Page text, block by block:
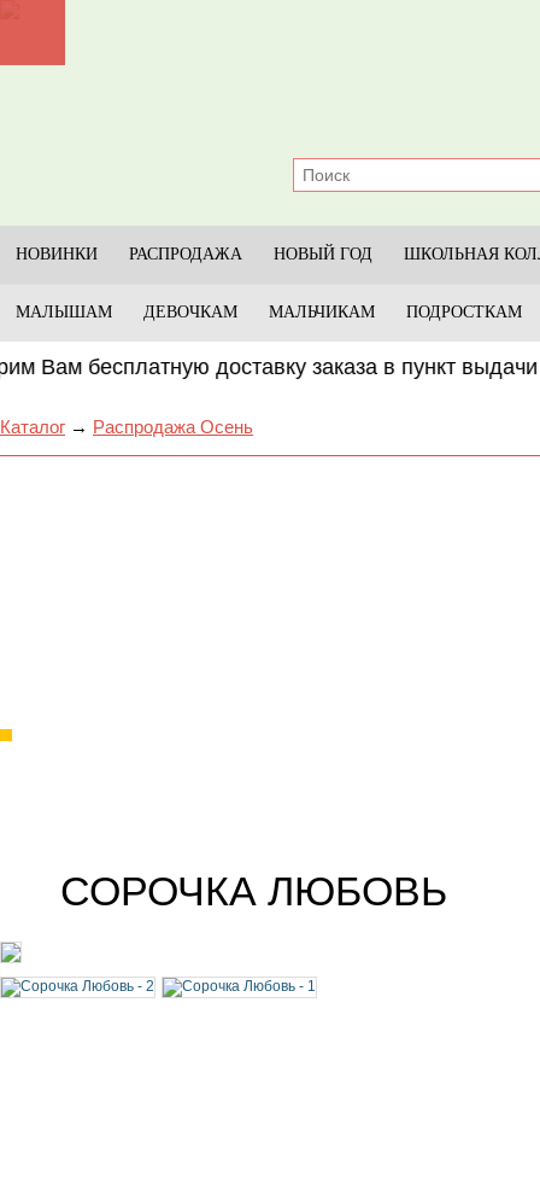
Условия
Размеры
Контакты
НОВИНКИ РАСПРОДАЖА НОВЫЙ ГОД ШКОЛЬНАЯ
МАЛЫШАМ ДЕВОЧКАМ МАЛЬЧИКАМ ПОДРОСТКАМ
бесплатную доставку заказа в пункт
Каталог → Распродажа Осень
СОРОЧКА ЛЮБОВЬ